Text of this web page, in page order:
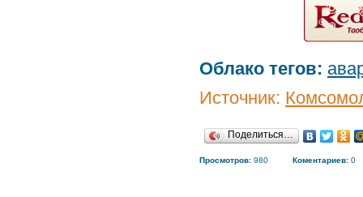
Облако тегов:
Источник:
Поделиться…
Просмотров: 980 Коментариев: 0